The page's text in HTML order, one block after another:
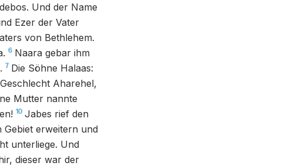
Und der Name
Ezer der Vater
von Bethlehem.
6 Naara gebar ihm
7 Die Söhne Halaas:
Aharehel,
Mutter nannte
10 Jabes rief den
erweitern und
unterliege. Und
dieser war der